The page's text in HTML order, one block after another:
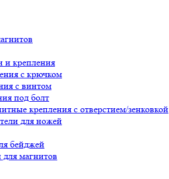
и крепления
с крючком
с винтом
под болт
крепления с отверстием/зенковкой
для ножей
бейджей
магнитов